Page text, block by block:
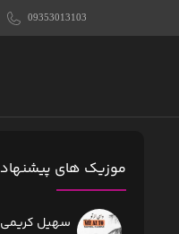
09353013103
موزیک های
سهیل کریمی